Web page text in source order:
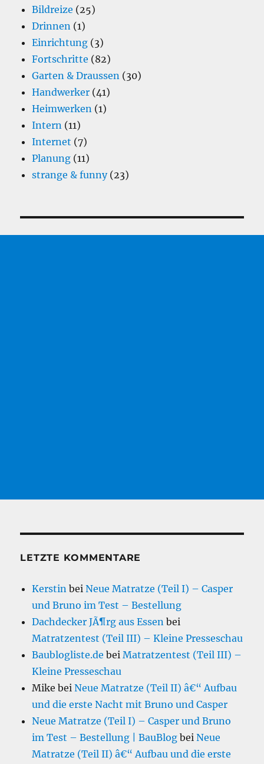
Bildreize (25)
Drinnen (1)
Einrichtung (3)
Fortschritte (82)
Garten & Draussen (30)
Handwerker (41)
Heimwerken (1)
Intern (11)
Internet (7)
Planung (11)
strange & funny(23)
LETZTE KOMMENTARE
Kerstin beiNeue Matratze (Teil I) – Casper
und Bruno im Test – Bestellung
Dachdecker JÃ¶rg aus Essen bei
Matratzentest (Teil III) – Kleine Presseschau
Baublogliste.de beiMatratzentest (Teil III) –
Kleine Presseschau
Mike beiNeue Matratze (Teil II) â€“ Aufbau
und die erste Nacht mit Bruno und Casper
Neue Matratze (Teil I) – Casper und Bruno
im Test – Bestellung | BauBlog beiNeue
Matratze (Teil II) â€“ Aufbau und die erste